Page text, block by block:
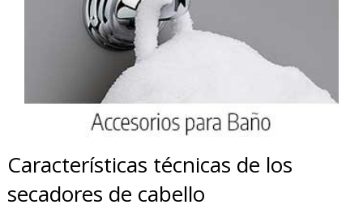
Características técnicas de los
secadores de cabello